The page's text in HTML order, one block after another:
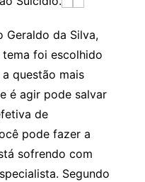
Geraldo da Silva,
foi escolhido
questão mais
é agir pode salvar
de
pode fazer a
sofrendo com
Segundo